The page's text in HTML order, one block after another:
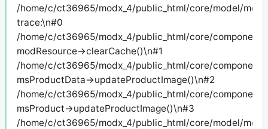
/home/c/ct36965/modx_4/public_html/core/model/
trace:\n#0
/home/c/ct36965/modx_4/public_html/core/
modResource->clearCache()\n#1
/home/c/ct36965/modx_4/public_html/core/
msProductData->updateProductImage()\n#2
/home/c/ct36965/modx_4/public_html/core/
msProduct->updateProductImage()\n#3
/home/c/ct36965/modx_4/public_html/core/model/